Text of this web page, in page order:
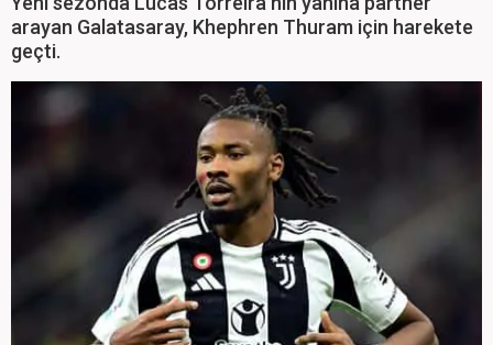
arayan Galatasaray, Khephren Thuram için harekete
geçti.